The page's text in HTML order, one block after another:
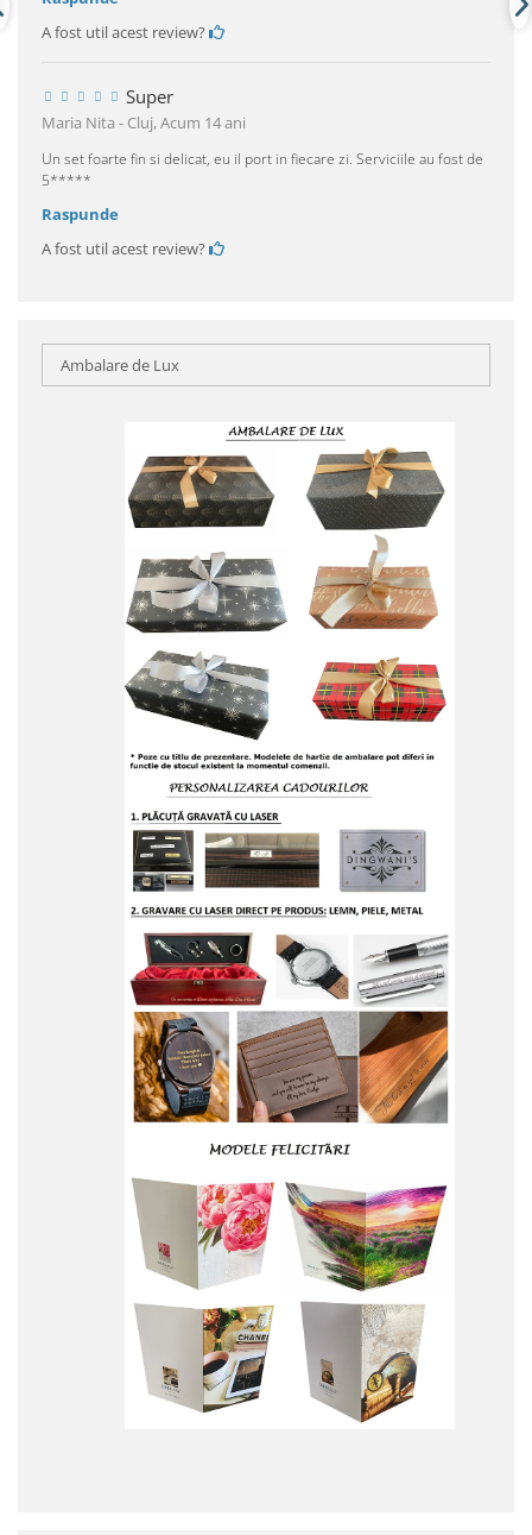
A fost util acest review?
Super
Maria Nita - Cluj,Acum 14 ani
Un set foarte fin si delicat, eu il port in fiecare zi. Serviciile au fost de
5*****
Raspunde
A fost util acest review?
Ambalare de Lux